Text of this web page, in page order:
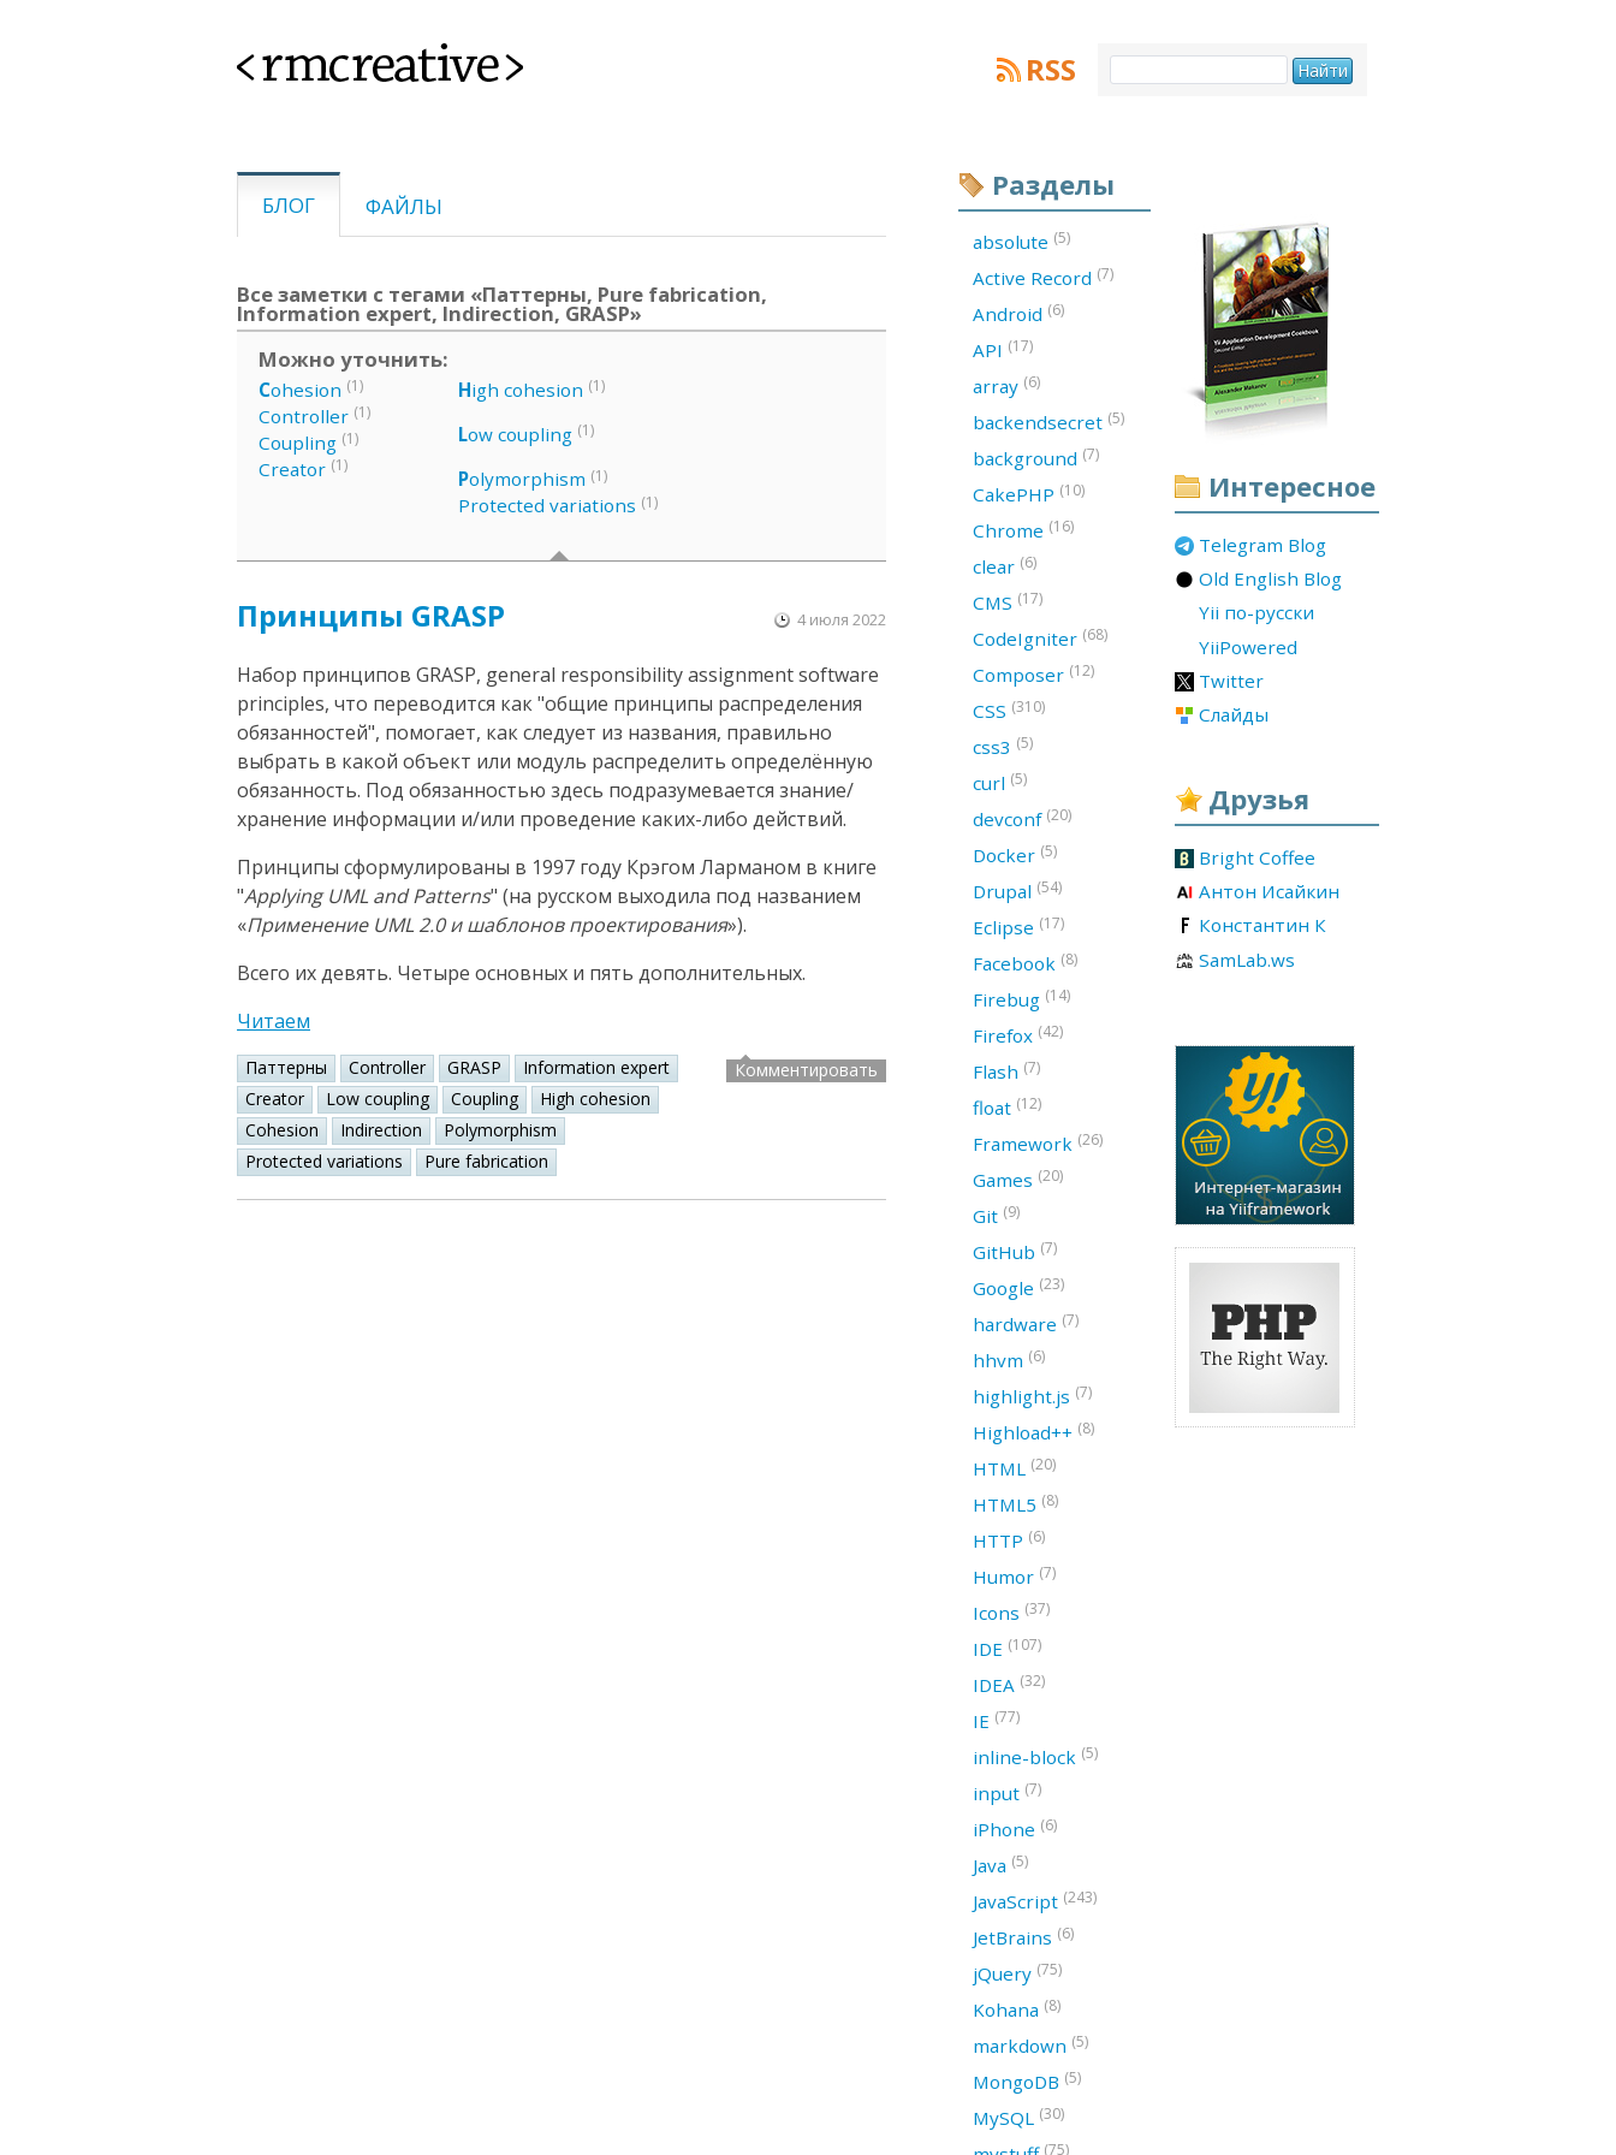
<rmcreative> RSS
БЛОГ ФАЙЛЫ
Все заметки с тегами «Паттерны, Pure fabrication,
Information expert, Indirection, GRASP»
Можно уточнить:
Cohesion (1)
Controller (1)
Coupling (1)
Creator (1)
High cohesion (1)
Low coupling (1)
Polymorphism (1)
Protected variations (1)
Принципы GRASP 4 июля 2022
Набор принципов GRASP, general responsibility assignment software
principles, что переводится как "общие принципы распределения
обязанностей", помогает, как следует из названия, правильно
выбрать в какой объект или модуль распределить определённую
обязанность. Под обязанностью здесь подразумевается знание/
хранение информации и/или проведение каких-либо действий.
Принципы сформулированы в 1997 году Крэгом Ларманом в книге
"Applying UML and Patterns" (на русском выходила под названием
«Применение UML 2.0 и шаблонов проектирования»).
Всего их девять. Четыре основных и пять дополнительных.
Читаем
Паттерны Controller GRASP
Information expert
Creator
Low coupling Coupling
High cohesion
Cohesion
Indirection
Polymorphism
Protected variations
Pure fabrication
Комментировать
Интересное
Telegram Blog
Old English Blog
Yii по-русски
YiiPowered
Twitter
Слайды
Друзья
Bright Coffee
Антон Исайкин
Константин К
SamLab.ws
Разделы
absolute (5)
Active Record (7)
Android (6)
API (17)
array (6)
backendsecret (5)
background (7)
CakePHP (10)
Chrome (16)
clear (6)
CMS (17)
CodeIgniter (68)
Composer (12)
CSS (310)
css3 (5)
curl (5)
devconf (20)
Docker (5)
Drupal (54)
Eclipse (17)
Facebook (8)
Firebug (14)
Firefox (42)
Flash (7)
float (12)
Framework (26)
Games (20)
Git (9)
GitHub (7)
Google (23)
hardware (7)
hhvm (6)
highlight.js (7)
Highload++ (8)
HTML (20)
HTML5 (8)
HTTP (6)
Humor (7)
Icons (37)
IDE (107)
IDEA (32)
IE (77)
inline-block (5)
input (7)
iPhone (6)
Java (5)
JavaScript (243)
JetBrains (6)
jQuery (75)
Kohana (8)
markdown (5)
MongoDB (5)
MySQL (30)
(75)